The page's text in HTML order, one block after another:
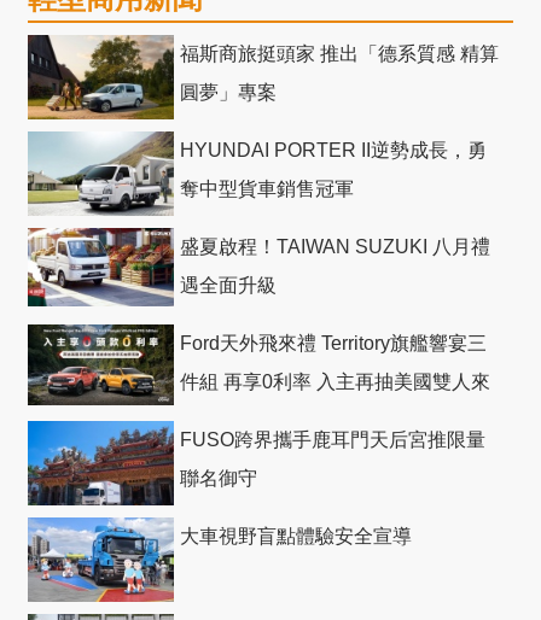
福斯商旅挺頭家 推出「德系質感 精算
圓夢」專案
HYUNDAI PORTER II逆勢成長，勇
奪中型貨車銷售冠軍
盛夏啟程！TAIWAN SUZUKI 八月禮
遇全面升級
Ford天外飛來禮 Territory旗艦響宴三
件組 再享0利率 入主再抽美國雙人來
FUSO跨界攜手鹿耳門天后宮推限量
聯名御守
大車視野盲點體驗安全宣導